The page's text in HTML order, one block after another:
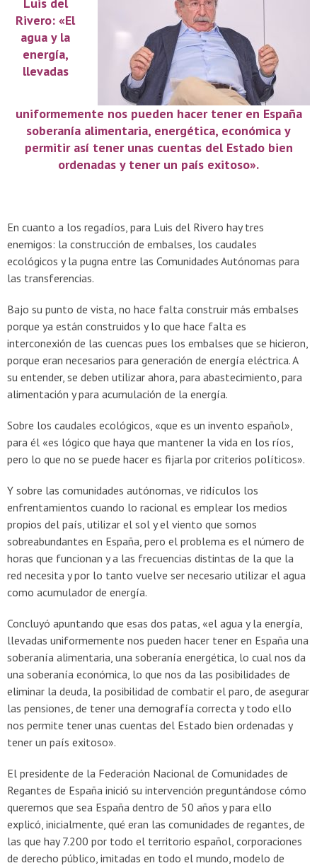
Rivero: «El
agua y la
energía,
llevadas
uniformemente nos pueden hacer tener en España
soberanía alimentaria, energética, económica y
permitir así tener unas cuentas del Estado bien
ordenadas y tener un país exitoso».
En cuanto a los regadíos, para Luis del Rivero hay tres
enemigos: la construcción de embalses, los caudales
ecológicos y la pugna entre las Comunidades Autónomas para
las transferencias.
Bajo su punto de vista, no hace falta construir más embalses
porque ya están construidos y lo que hace falta es
interconexión de las cuencas pues los embalses que se hicieron,
porque eran necesarios para generación de energía eléctrica. A
su entender, se deben utilizar ahora, para abastecimiento, para
alimentación y para acumulación de la energía.
Sobre los caudales ecológicos, «que es un invento español»,
para él «es lógico que haya que mantener la vida en los ríos,
pero lo que no se puede hacer es fijarla por criterios políticos».
Y sobre las comunidades autónomas, ve ridículos los
enfrentamientos cuando lo racional es emplear los medios
propios del país, utilizar el sol y el viento que somos
sobreabundantes en España, pero el problema es el número de
horas que funcionan y a las frecuencias distintas de la que la
red necesita y por lo tanto vuelve ser necesario utilizar el agua
como acumulador de energía.
Concluyó apuntando que esas dos patas, «el agua y la energía,
llevadas uniformemente nos pueden hacer tener en España una
soberanía alimentaria, una soberanía energética, lo cual nos da
una soberanía económica, lo que nos da las posibilidades de
eliminar la deuda, la posibilidad de combatir el paro, de asegurar
las pensiones, de tener una demografía correcta y todo ello
nos permite tener unas cuentas del Estado bien ordenadas y
tener un país exitoso».
El presidente de la Federación Nacional de Comunidades de
Regantes de España inició su intervención preguntándose cómo
queremos que sea España dentro de 50 años y para ello
explicó, inicialmente, qué eran las comunidades de regantes, de
las que hay 7.200 por todo el territorio español, corporaciones
de derecho público, imitadas en todo el mundo, modelo de